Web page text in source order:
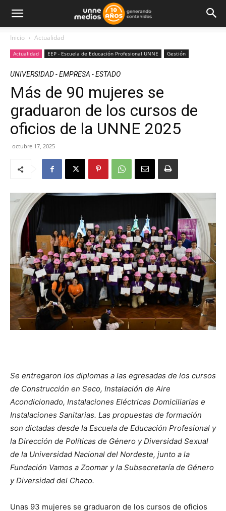
Inicio Actualidad
Actualidad EEP - Escuela de Educación Profesional UNNE Gestión
UNIVERSIDAD - EMPRESA - ESTADO
Más de 90 mujeres se
graduaron de los cursos de
oficios de la UNNE 2025
octubre 17, 2025
Se entregaron los diplomas a las egresadas de los cursos
de Construcción en Seco, Instalación de Aire
Acondicionado, Instalaciones Eléctricas Domiciliarias e
Instalaciones Sanitarias. Las propuestas de formación
son dictadas desde la Escuela de Educación Profesional y
la Dirección de Políticas de Género y Diversidad Sexual
de la Universidad Nacional del Nordeste, junto a la
Fundación Vamos a Zoomar y la Subsecretaría de Género
y Diversidad del Chaco.
Unas 93 mujeres se graduaron de los cursos de oficios